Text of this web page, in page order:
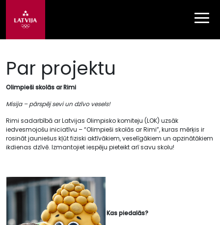
Par projektu
Olimpieši skolās ar Rimi
Misija – pārspēj sevi un dzīvo vesels!
Rimi sadarbībā ar Latvijas Olimpisko komiteju (LOK) uzsāk
iedvesmojošu iniciatīvu – “Olimpieši skolās ar Rimi”, kuras mērķis ir
rosināt jauniešus kļūt fiziski aktīvākiem, veselīgākiem un apzinātākiem
ikdienas dzīvē. Izmantojiet iespēju pieteikt arī savu skolu!
Kas piedalās?